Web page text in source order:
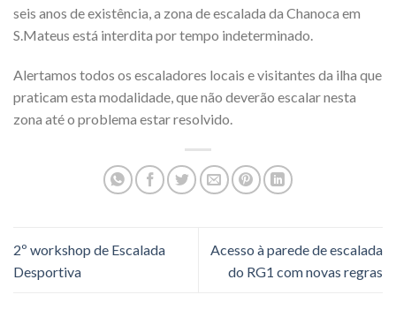
seis anos de existência, a zona de escalada da Chanoca em
S.Mateus está interdita por tempo indeterminado.
Alertamos todos os escaladores locais e visitantes da ilha que
praticam esta modalidade, que não deverão escalar nesta
zona até o problema estar resolvido.
2º workshop de Escalada
Desportiva
Acesso à parede de escalada
do RG1 com novas regras